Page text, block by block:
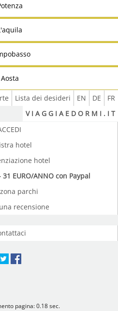
Aosta
FR
DE
EN
Lista dei desideri
V I A G G I A E D O R M I . I T
hotel
hotel
EURO/ANNO con Paypal
parchi
recensione
pagina: 0.18 sec.